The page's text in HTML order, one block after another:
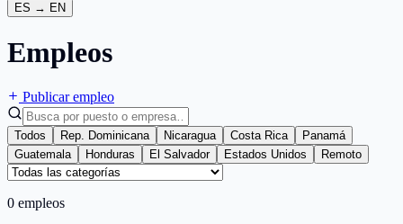
ES → EN
Empleos
Publicar empleo
Todos Rep. Dominicana Nicaragua Costa Rica
Panamá
Guatemala
Honduras El Salvador Estados Unidos Remoto
0 empleos